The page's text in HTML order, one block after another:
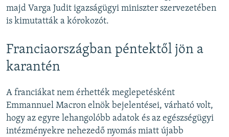
majd Varga Judit igazságügyi miniszter szervezetében
is kimutatták a kórokozót.
Franciaországban péntektől jön a
karantén
A franciákat nem érhették meglepetésként
Emmannuel Macron elnök bejelentései, várható volt,
hogy az egyre lehangolóbb adatok és az egészségügyi
intézményekre nehezedő nyomás miatt újabb